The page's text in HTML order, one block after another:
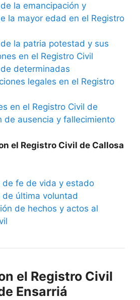
la emancipación y
la mayor edad en el Registro
la patria potestad y sus
en el Registro Civil
determinadas
legales en el Registro
en el Registro Civil de
de ausencia y fallecimiento
el Registro Civil de Callosa
de fe de vida y estado
última voluntad
de hechos y actos al
el Registro Civil
Ensarriá